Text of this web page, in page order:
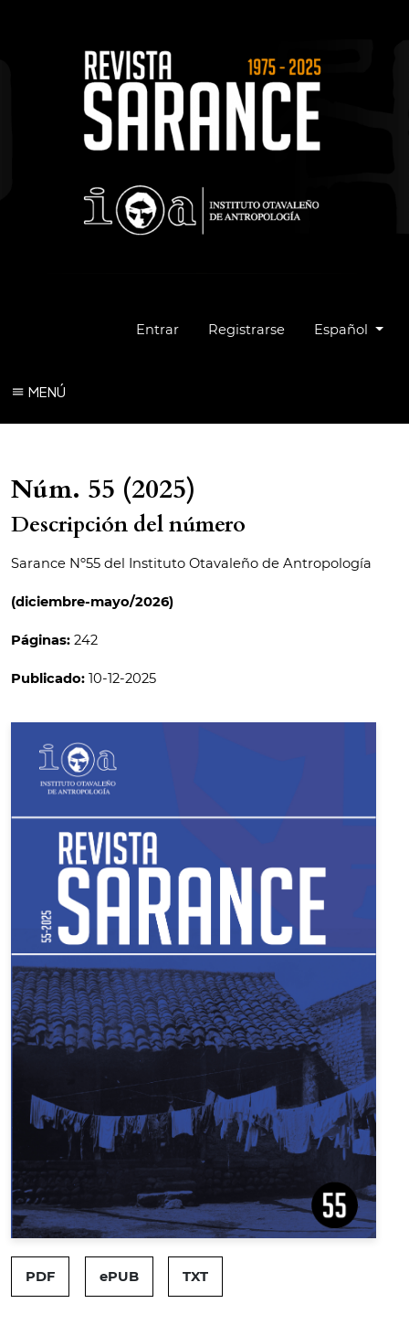
Entrar Registrarse Cambiar el
Español
MENÚ
Núm. 55 (2025)
Descripción del número
Sarance Nº55 del Instituto Otavaleño de Antropología
(diciembre-mayo/2026)
Páginas: 242
Publicado: 10-12-2025
##issue.tableOfContents##
PDF ePUB TXT